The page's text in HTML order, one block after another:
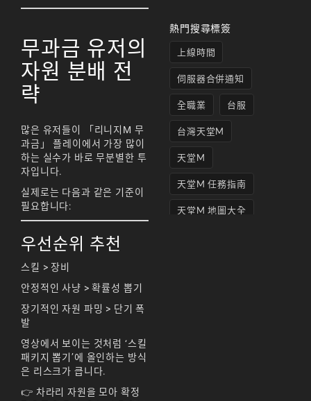
무과금 유저의
자원 분배 전
략
많은 유저들이 「리니지M 무
과금」 플레이에서 가장 많이
하는 실수가 바로 무분별한 투
자입니다.
실제로는 다음과 같은 기준이
필요합니다:
우선순위 추천
스킬 > 장비
안정적인 사냥 > 확률성 뽑기
장기적인 자원 파밍 > 단기 폭
발
영상에서 보이는 것처럼 ‘스킬
패키지 뽑기’에 올인하는 방식
은 리스크가 큽니다.
👉 차라리 자원을 모아 확정
熱門搜尋標簽
上線時間
伺服器合併通知
全職業 台服
台灣天堂M
天堂M
天堂M 任務指南
天堂M 地圖大全